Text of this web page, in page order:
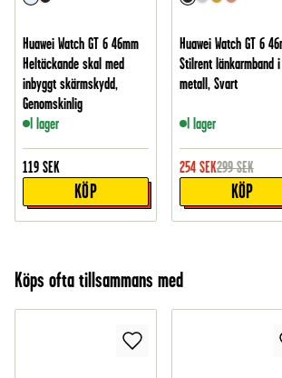
Huawei Watch GT 6 46mm
Heltäckande skal med
inbyggt skärmskydd,
Genomskinlig
I lager
119 SEK
KÖP
Huawei Watch GT 6
Stilrent länkarmband i
metall, Svart
I lager
254 SEK299 SEK
KÖP
Köps ofta tillsammans med